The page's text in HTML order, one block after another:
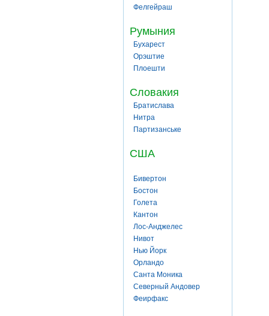
Фелгейраш
Румыния
Бухарест
Орэштие
Плоешти
Словакия
Братислава
Нитра
Партизанське
США
Бивертон
Бостон
Голета
Кантон
Лос-Анджелес
Нивот
Нью Йорк
Орландо
Санта Моника
Северный Андовер
Феирфакс